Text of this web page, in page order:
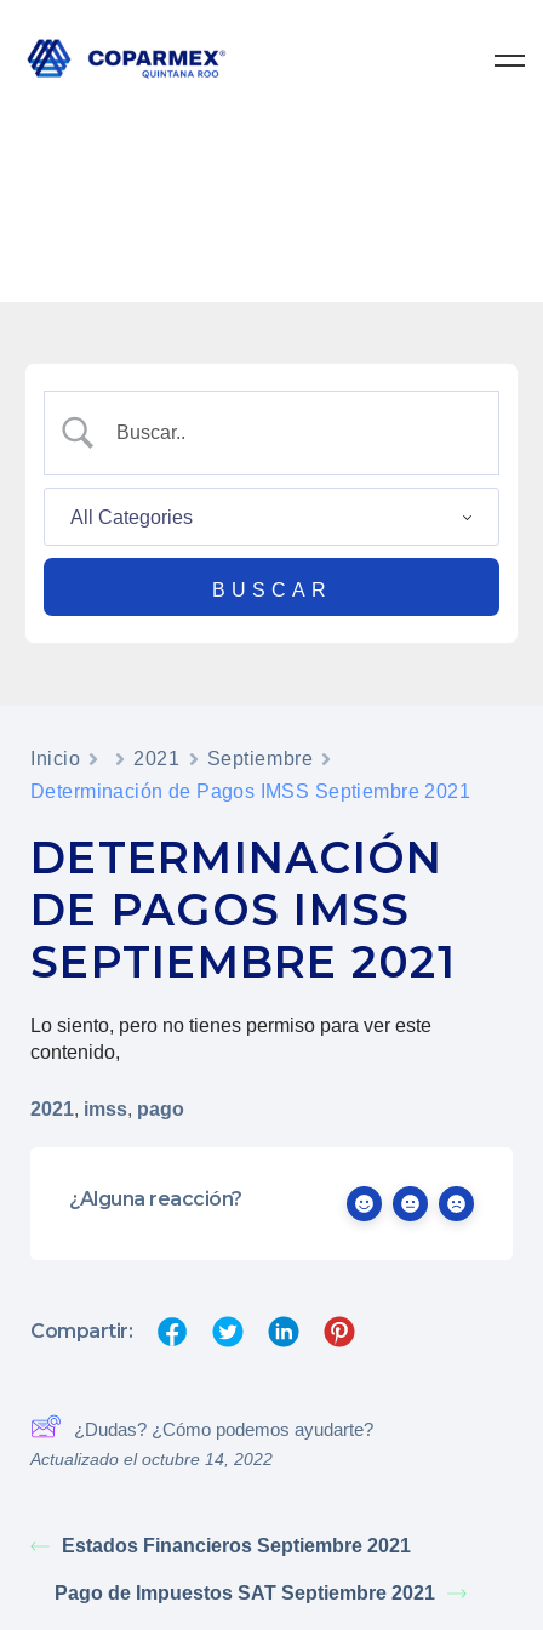
Inicio 2021
Septiembre
Determinación de Pagos IMSS Septiembre 2021
DETERMINACIÓN
DE PAGOS IMSS
SEPTIEMBRE 2021
Lo siento, pero no tienes permiso para ver este
contenido,
2021, imss, pago
¿Alguna reacción?
Compartir:
¿Dudas? ¿Cómo podemos ayudarte?
Actualizado el octubre 14, 2022
Estados Financieros Septiembre 2021
Pago de Impuestos SAT Septiembre 2021